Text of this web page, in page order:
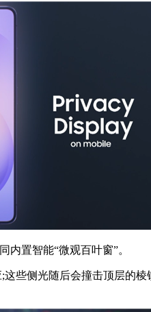
置智能“微观百叶窗”。
侧光随后会撞击顶层的棱